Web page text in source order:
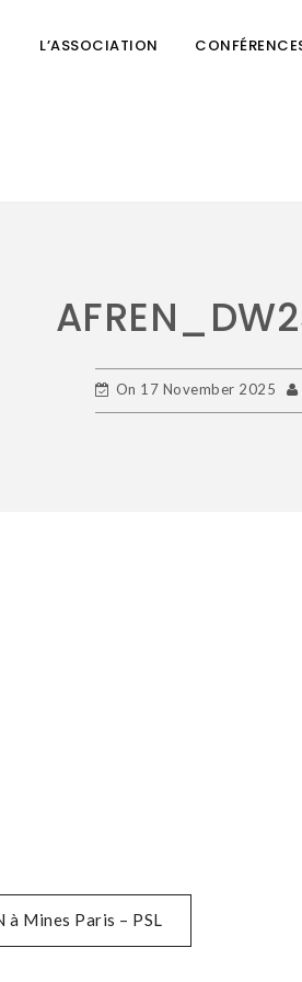
L’ASSOCIATION
On 17 November 2025
à Mines Paris – PSL